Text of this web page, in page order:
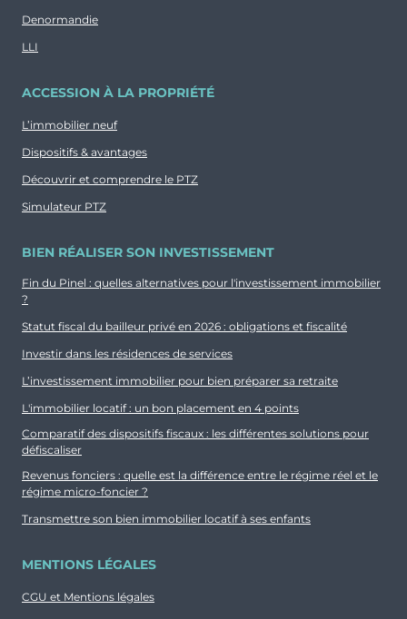
Denormandie
LLI
ACCESSION À LA PROPRIÉTÉ
L’immobilier neuf
Dispositifs & avantages
Découvrir et comprendre le PTZ
Simulateur PTZ
BIEN RÉALISER SON INVESTISSEMENT
Fin du Pinel : quelles alternatives pour l'investissement immobilier
?
Statut fiscal du bailleur privé en 2026 : obligations et fiscalité
Investir dans les résidences de services
L’investissement immobilier pour bien préparer sa retraite
L'immobilier locatif : un bon placement en 4 points
Comparatif des dispositifs fiscaux : les différentes solutions pour
défiscaliser
Revenus fonciers : quelle est la différence entre le régime réel et le
régime micro-foncier ?
Transmettre son bien immobilier locatif à ses enfants
MENTIONS LÉGALES
CGU et Mentions légales